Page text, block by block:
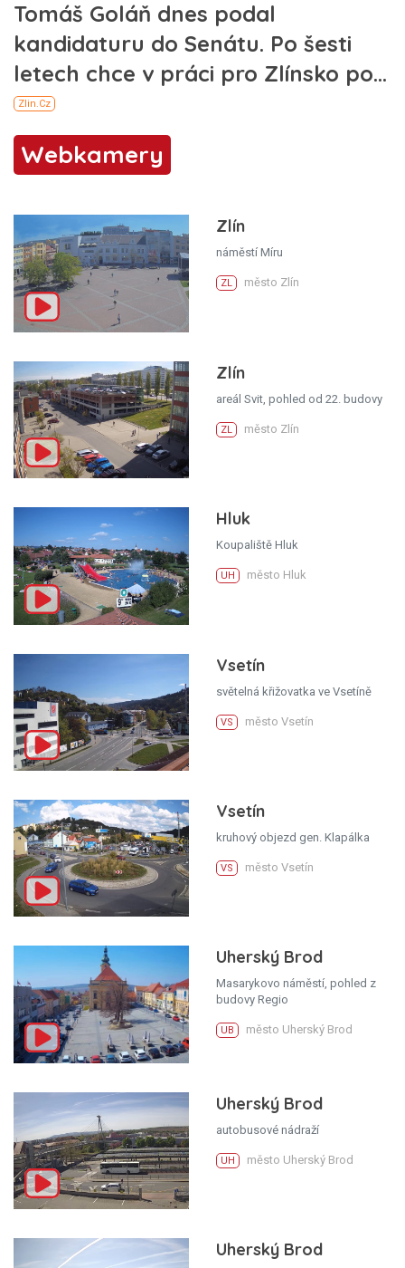
Webkamery
Zlín
náměstí Míru
ZL město Zlín
Zlín
areál Svit, pohled od 22. budovy
ZL město Zlín
Hluk
Koupaliště Hluk
UH město Hluk
Vsetín
světelná křižovatka ve Vsetíně
VS město Vsetín
Vsetín
kruhový objezd gen. Klapálka
VS město Vsetín
Uherský Brod
Masarykovo náměstí, pohled z
budovy Regio
UB město Uherský Brod
Uherský Brod
autobusové nádraží
UH město Uherský Brod
Uherský Brod